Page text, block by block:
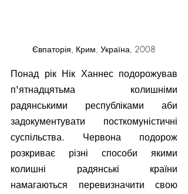
Євпаторія, Крим, Україна, 2008
Понад рік Нік Ханнес подорожував
п'ятнадцятьма колишніми
радянськими республіками аби
задокументувати посткомуністичні
суспільства. Червона подорож
розкриває різні способи якими
колишні радянські країни
намагаються перевизначити свою